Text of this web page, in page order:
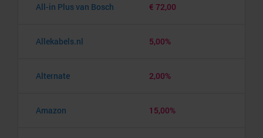
All-in Plus van Bosch € 72,00
Allekabels.nl 5,00%
Alternate 2,00%
Amazon 15,00%